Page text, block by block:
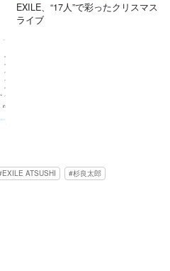
EXILE、“17人”で彩ったクリスマス
ライブ
EXILE ATSUSHI 杉良太郎